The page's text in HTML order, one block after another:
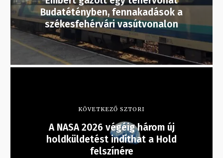
Budatétényben, fennakadások a
székesfehérvári vasútvonalon
KÖVETKEZŐ SZTORI
A NASA 2026 végéig három új
holdküldetést indíthat a Hold
felszínére